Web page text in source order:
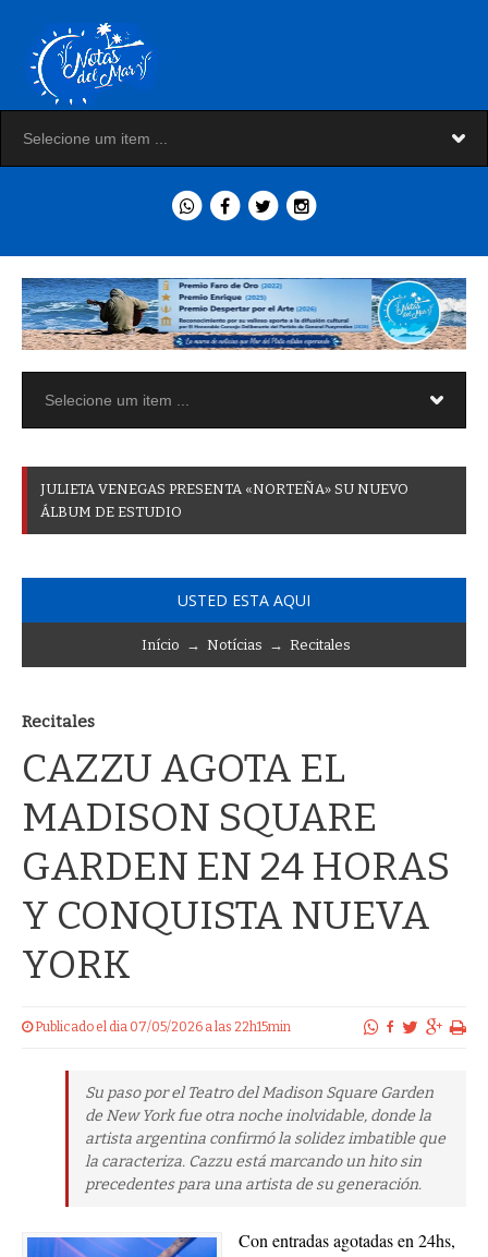
JULIETA VENEGAS PRESENTA «NORTEÑA» SU NUEVO
ÁLBUM DE ESTUDIO
USTED ESTA AQUI
Início → Notícias → Recitales
Recitales
CAZZU AGOTA EL
MADISON SQUARE
GARDEN EN 24 HORAS
Y CONQUISTA NUEVA
YORK
Publicado el dia 07/05/2026 a las 22h15min
Su paso por el Teatro del Madison Square Garden
de New York fue otra noche inolvidable, donde la
artista argentina confirmó la solidez imbatible que
la caracteriza. Cazzu está marcando un hito sin
precedentes para una artista de su generación.
Con entradas agotadas en 24hs,